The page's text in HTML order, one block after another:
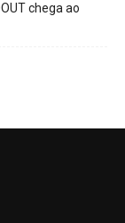
chega ao